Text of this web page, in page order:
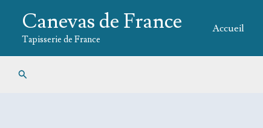
contenu
Canevas de France
Tapisserie de France
Accueil
Rechercher